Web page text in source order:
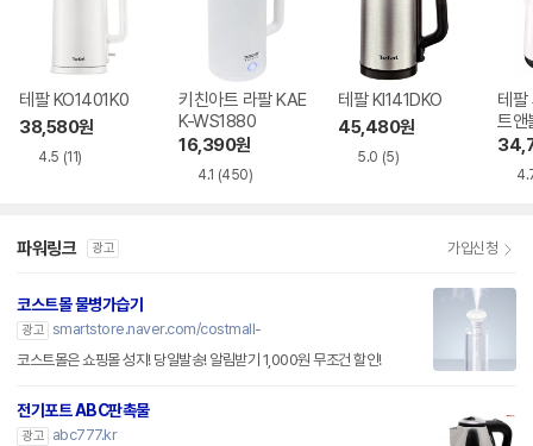
테팔 KO1401K0
38,580원
4.5 (11)
키친아트 라팔 KAE
K-WS1880
16,390원
4.1 (450)
테팔 KI141DKO
45,480원
5.0 (5)
테팔
트앤
파워링크 광고 가입신청
코스트몰 물병가습기
광고 smartstore.naver.com/costmall-
코스트몰은 쇼핑몰 성지! 당일발송! 알림받기 1,000원 무조건 할인!
전기포트 ABC판촉물
광고
abc777.kr